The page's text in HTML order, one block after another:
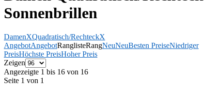
Sonnenbrillen
DamenXQuadratisch/RechteckX
AngebotAngebotRanglisteRangNeuNeuBesten PreiseNiedriger
PreisHöchste PreisHoher Preis
Zeigen
Angezeigte 1 bis 16 von 16
Seite 1 von 1